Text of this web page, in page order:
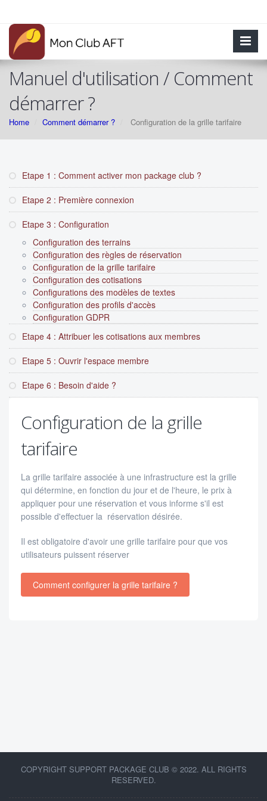
Manuel d'utilisation / Comment
démarrer ?
Home Comment démarrer ? Configuration de la grille tarifaire
Etape 1 : Comment activer mon package club ?
Etape 2 : Première connexion
Etape 3 : Configuration
Configuration des terrains
Configuration des règles de réservation
Configuration de la grille tarifaire
Configuration des cotisations
Configurations des modèles de textes
Configuration des profils d'accès
Configuration GDPR
Etape 4 : Attribuer les cotisations aux membres
Etape 5 : Ouvrir l'espace membre
Etape 6 : Besoin d'aide ?
Configuration de la grille
tarifaire
La grille tarifaire associée à une infrastructure est la grille
qui détermine, en fonction du jour et de l'heure, le prix à
appliquer pour une réservation et vous informe s'il est
possible d'effectuer la réservation désirée.
Il est obligatoire d'avoir une grille tarifaire pour que vos
utilisateurs puissent réserver
Comment configurer la grille tarifaire ?
COPYRIGHT SUPPORT PACKAGE CLUB © 2022. ALL RIGHTS
RESERVED.